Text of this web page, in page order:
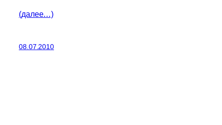
(далее…)
08.07.2010